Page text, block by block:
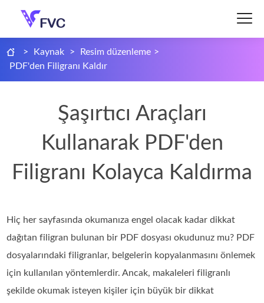
> Kaynak > Resim düzenleme >
PDF'den Filigranı Kaldır
Şaşırtıcı Araçları
Kullanarak PDF'den
Filigranı Kolayca Kaldırma
Hiç her sayfasında okumanıza engel olacak kadar dikkat
dağıtan filigran bulunan bir PDF dosyası okudunuz mu? PDF
dosyalarındaki filigranlar, belgelerin kopyalanmasını önlemek
için kullanılan yöntemlerdir. Ancak, makaleleri filigranlı
şekilde okumak isteyen kişiler için büyük bir dikkat